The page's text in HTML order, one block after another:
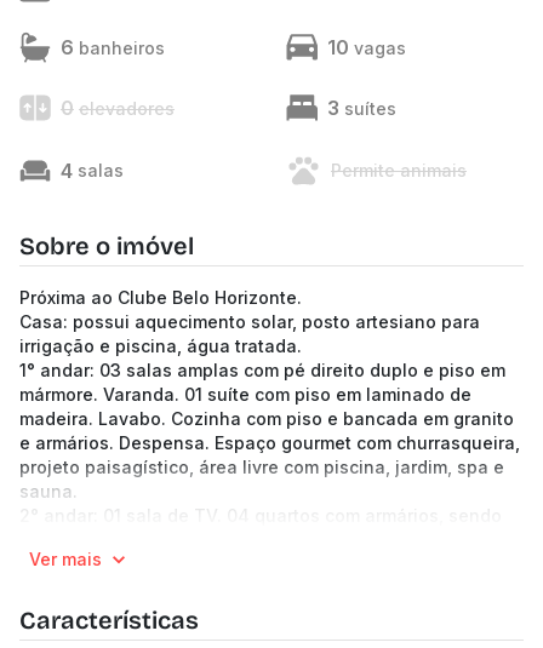
6 banheiros 10 vagas
0 elevadores 3 suítes
4 salas Permite animais
Sobre o imóvel
Próxima ao Clube Belo Horizonte.
Casa: possui aquecimento solar, posto artesiano para
irrigação e piscina, água tratada.
1° andar: 03 salas amplas com pé direito duplo e piso em
mármore. Varanda. 01 suíte com piso em laminado de
madeira. Lavabo. Cozinha com piso e bancada em granito
e armários. Despensa. Espaço gourmet com churrasqueira,
projeto paisagístico, área livre com piscina, jardim, spa e
sauna.
2° andar: 01 sala de TV. 04 quartos com armários, sendo
semi suítes, todos os quartos com varanda com vista para
Subsolo: Garagem para 10 carros, DCE e espaço fitness.
-----------------------------------------------------------
Ver mais
Características